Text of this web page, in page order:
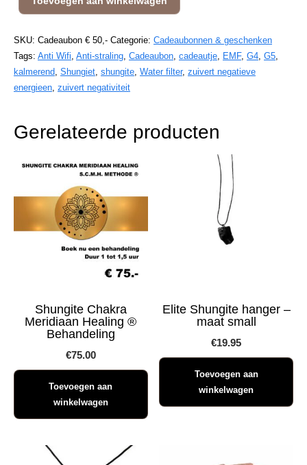
SKU: Cadeaubon € 50,- Categorie: Cadeaubonnen & geschenken
Tags: Anti Wifi Anti-straling Cadeaubon cadeautje EMF, G4 G5
kalmerend Shungiet shungite Water filter, zuivert negatieve
energieen zuivert negativiteit
Gerelateerde producten
Shungite Chakra
Meridiaan Healing ®
Behandeling
€75.00
Toevoegen aan
winkelwagen
Elite Shungite hanger –
maat small
€19.95
Toevoegen aan
winkelwagen